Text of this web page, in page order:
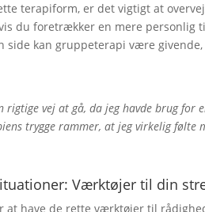
terapiform, er det vigtigt at
du foretrækker en mere personlig
side kan gruppeterapi være
rigtige vej at gå, da jeg havde brug
trygge rammer, at jeg virkelig følte
Værktøjer til din
at have de rette værktøjer til